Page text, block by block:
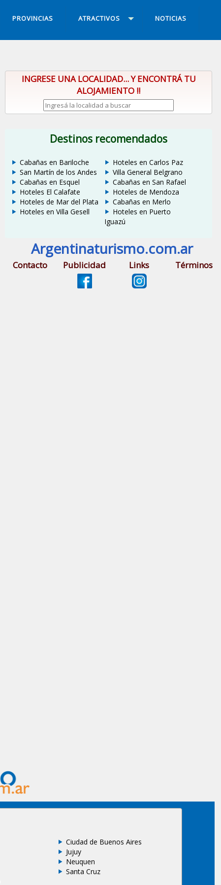
PROVINCIAS ATRACTIVOS NOTICIAS
INGRESE UNA LOCALIDAD... Y ENCONTRÁ TU
ALOJAMIENTO !!
Destinos recomendados
Cabañas en Bariloche
San Martín de los Andes
Cabañas en Esquel
Hoteles El Calafate
Hoteles de Mar del Plata
Hoteles en Villa Gesell
Hoteles en Carlos Paz
Villa General Belgrano
Cabañas en San Rafael
Hoteles de Mendoza
Cabañas en Merlo
Hoteles en Puerto
Iguazú
Argentinaturismo.com.ar
Contacto Publicidad Links Términos
Ciudad de Buenos Aires
Jujuy
Neuquen
Santa Cruz